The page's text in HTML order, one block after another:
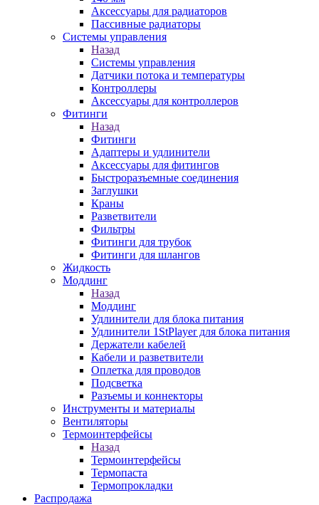
Аксессуары для радиаторов
Пассивные радиаторы
Системы управления
Назад
Системы управления
Датчики потока и температуры
Контроллеры
Аксессуары для контроллеров
Фитинги
Назад
Фитинги
Адаптеры и удлинители
Аксессуары для фитингов
Быстроразъемные соединения
Заглушки
Краны
Разветвители
Фильтры
Фитинги для трубок
Фитинги для шлангов
Жидкость
Моддинг
Назад
Моддинг
Удлинители для блока питания
Удлинители 1StPlayer для блока питания
Держатели кабелей
Кабели и разветвители
Оплетка для проводов
Подсветка
Разъемы и коннекторы
Инструменты и материалы
Вентиляторы
Термоинтерфейсы
Назад
Термоинтерфейсы
Термопаста
Термопрокладки
Распродажа